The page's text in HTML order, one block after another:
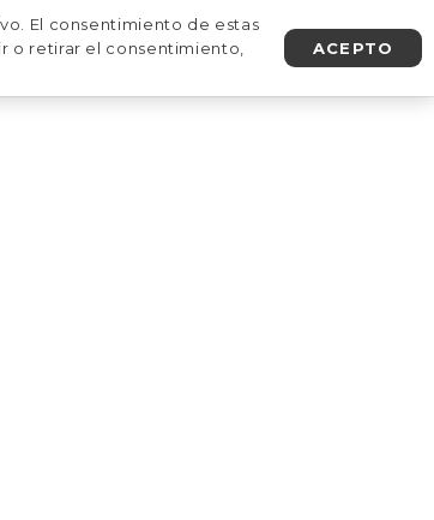
AGENDA UNA LLAMADA
El consentimiento de estas
o retirar el consentimiento,
ACEPTO